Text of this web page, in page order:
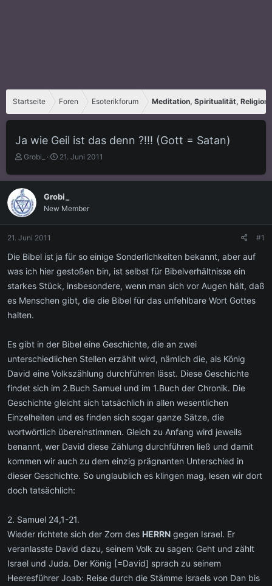
Startseite Foren Esoterikforum Meditation, Spiritualität, Religion
Ja wie Geil ist das denn ?!!! (Gott = Satan)
E
s
t
e
l
r
Grobi_
E
s
e
m
21. Juni 2011
Grobi_
New Member
21. Juni 2011 #1
Die Bibel ist ja für so einige Sonderlichkeiten bekannt, aber auf
was ich hier gestoßen bin, ist selbst für Bibelverhältnisse ein
starkes Stück, insbesondere, wenn man sich vor Augen hält, daß
es Menschen gibt, die die Bibel für das unfehlbare Wort Gottes
halten.
Es gibt in der Bibel eine Geschichte, die an zwei
unterschiedlichen Stellen erzählt wird, nämlich die, als König
David eine Volkszählung durchführen lässt. Diese Geschichte
findet sich im 2.Buch Samuel und im 1.Buch der Chronik. Die
Geschichte gleicht sich tatsächlich in allen wesentlichen
Einzelheiten und es finden sich sogar ganze Sätze, die
wortwörtlich übereinstimmen. Gleich zu Anfang wird jeweils
benannt, wer David diese Zählung durchführen ließ und damit
kommen wir auch zu dem einzig prägnanten Unterschied in
dieser Geschichte. So unglaublich es klingen mag, lesen wir dort
doch tatsächlich:
2. Samuel 24,1-21.
Wieder richtete sich der Zorn des HERRN gegen Israel. Er
veranlasste David dazu, seinem Volk zu sagen: Geht und zählt
Israel und Juda. Der König [=David] sprach zu seinem
Heeresführer Joab: Reise durch die Stämme Israels von Dan bis